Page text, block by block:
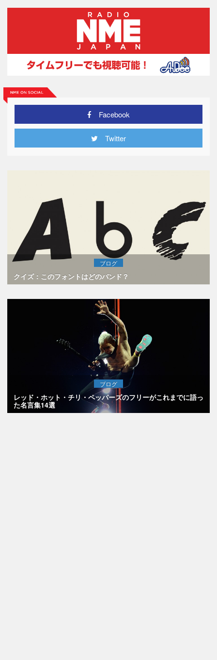
Facebook
Twitter
ブログ
クイズ：このフォントはどのバンド？
ブログ
レッド・ホット・チリ・ペッパーズのフリーがこれまでに語っ
た名言集14選